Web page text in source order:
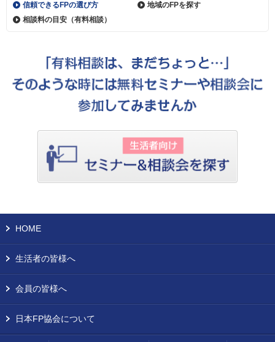
信頼できるFPの選び方
地域のFPを探す
相談料の目安（有料相談）
HOME
生活者の皆様へ
会員の皆様へ
日本FP協会について